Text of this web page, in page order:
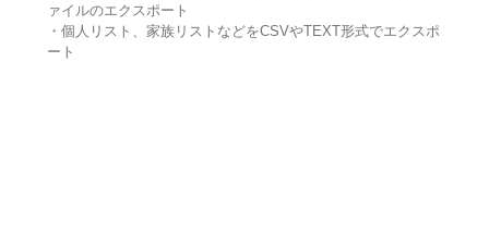
ァイルのエクスポート
・個人リスト、家族リストなどをCSVやTEXT形式でエクスポ
ート